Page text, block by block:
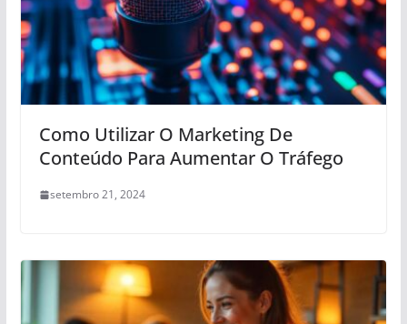
Como Utilizar O Marketing De
Conteúdo Para Aumentar O Tráfego
setembro 21, 2024